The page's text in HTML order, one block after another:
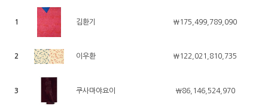
1 김환기 ￦175,499,789,090
2 이우환 ￦122,021,810,735
3 쿠사마야요이 ￦86,146,524,970